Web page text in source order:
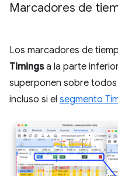
Marcadores de
Los marcadores de
Timingsa la parte
superponen sobre todos
incluso si el segmento